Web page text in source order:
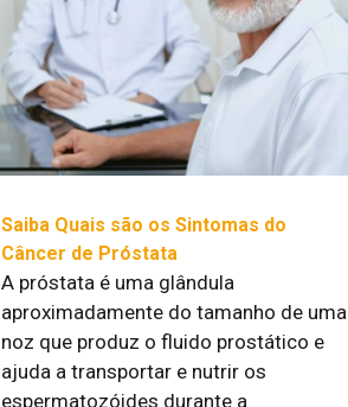
Saiba Quais são os Sintomas do
Câncer de Próstata
A próstata é uma glândula
aproximadamente do tamanho de uma
noz que produz o fluido prostático e
ajuda a transportar e nutrir os
espermatozóides durante a